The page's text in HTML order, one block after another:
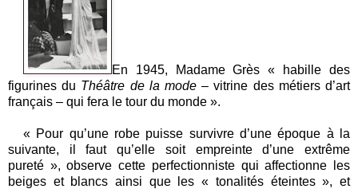
En 1945, Madame Grès « habille des
figurines du Théâtre de la mode – vitrine des métiers d’art
français – qui fera le tour du monde ».
« Pour qu’une robe puisse survivre d’une époque à la
suivante, il faut qu’elle soit empreinte d’une extrême
pureté », observe cette perfectionniste qui affectionne les
beiges et blancs ainsi que les « tonalités éteintes », et